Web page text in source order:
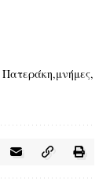
μνήμες